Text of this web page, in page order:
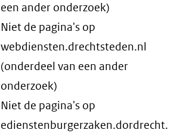
een ander onderzoek)
Niet de pagina's op
webdiensten.drechtsteden.nl
(onderdeel van een ander
onderzoek)
Niet de pagina's op
edienstenburgerzaken.dordrecht.